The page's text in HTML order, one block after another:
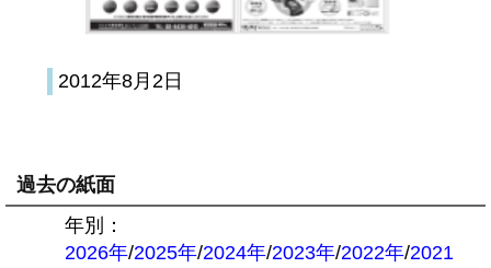
2012年8月2日
過去の紙面
年別：
2026年/2025年/2024年/2023年/2022年/2021